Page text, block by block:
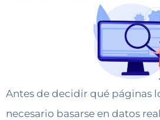
Antes de decidir qué páginas
necesario basarse en datos